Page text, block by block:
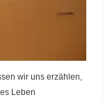
wir uns erzählen,
Leben